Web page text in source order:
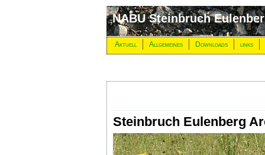
NABU Steinbruch
Aktuell Allgemeines Downloads links
Steinbruch Eulenberg